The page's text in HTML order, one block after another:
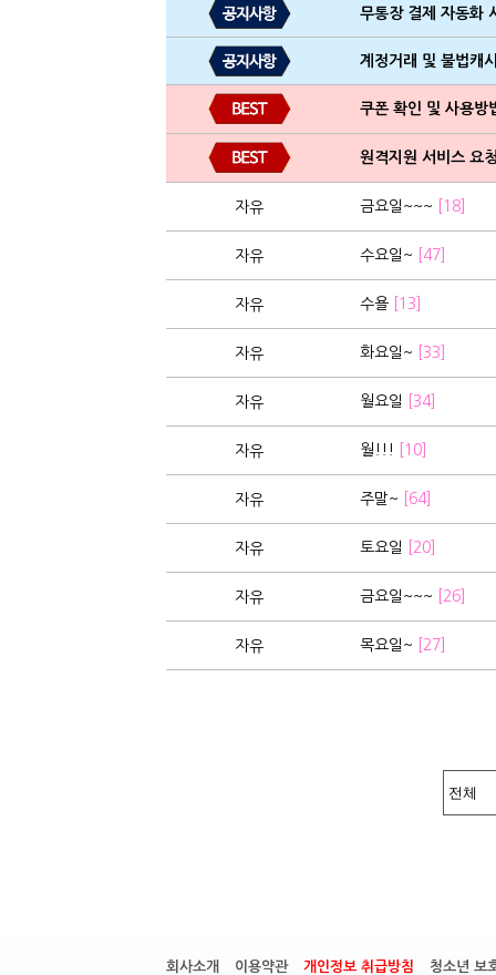
무통장 결제 자동화
계정거래 및 불법캐
쿠폰 확인 및 사용방
원격지원 서비스 요
자유 금요일~~~ [18]
자유 수요일~ [47]
자유 수욜 [13]
자유 화요일~ [33]
자유 월요일 [34]
자유 월!!! [10]
자유 주말~ [64]
자유 토요일 [20]
자유 금요일~~~ [26]
자유 목요일~ [27]
회사소개 이용약관 개인정보 취급방침 청소년 보